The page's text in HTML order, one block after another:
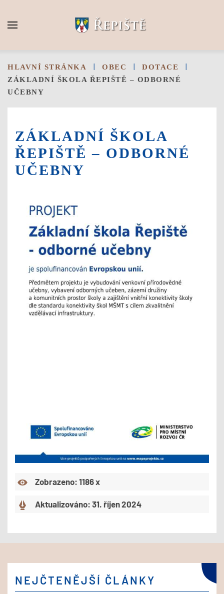
Skip to main content
HLAVNÍ STRÁNKA OBEC
DOTACE
ZÁKLADNÍ ŠKOLA ŘEPIŠTĚ – ODBORNÉ
UČEBNY
ZÁKLADNÍ ŠKOLA
ŘEPIŠTĚ – ODBORNÉ
UČEBNY
Zobrazeno: 1186 x
Aktualizováno: 31. říjen 2024
NEJČTENĚJŠÍ ČLÁNKY